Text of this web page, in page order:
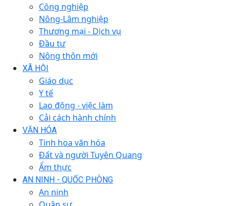
Công nghiệp
Nông-Lâm nghiệp
Thương mại - Dịch vụ
Đầu tư
Nông thôn mới
XÃ HỘI
Giáo dục
Y tế
Lao động - việc làm
Cải cách hành chính
VĂN HÓA
Tinh hoa văn hóa
Đất và người Tuyên Quang
Ẩm thực
AN NINH - QUỐC PHÒNG
An ninh